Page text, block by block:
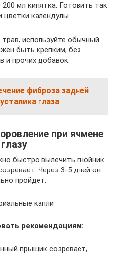
мл кипятка. Готовить так
цветки календулы.
используйте обычный
быть крепким, без
и прочих добавок.
фиброза задней
глаза
при ячмене
быстро вылечить гнойник
Через 3-5 дней он
пройдет.
капли
рекомендациям:
прыщик созревает,